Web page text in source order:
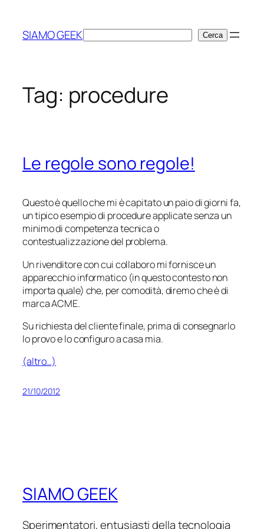
contenuto
SIAMO GEEKCerca Cerca
Tag: procedure
Le regole sono regole!
Questo è quello che mi è capitato un paio di giorni fa,
un tipico esempio di procedure applicate senza un
minimo di competenza tecnica o
contestualizzazione del problema.
Un rivenditore con cui collaboro mi fornisce un
apparecchio informatico (in questo contesto non
importa quale) che, per comodità, diremo che è di
marca ACME.
Su richiesta del cliente finale, prima di consegnarlo
lo provo e lo configuro a casa mia.
(altro…)
21/10/2012
SIAMO GEEK
Sperimentatori, entusiasti della tecnologia